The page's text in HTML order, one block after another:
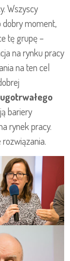
Wszyscy
dobry moment,
tę grupę –
na rynku pracy
na ten cel
bariery
rynek pracy.